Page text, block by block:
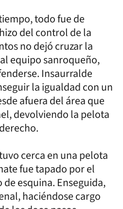
todo fue de
del control de la
no dejó cruzar la
equipo sanroqueño,
Insaurralde
la igualdad con un
afuera del área que
devolviendo la pelota
cerca en una pelota
fue tapado por el
esquina. Enseguida,
haciéndose cargo